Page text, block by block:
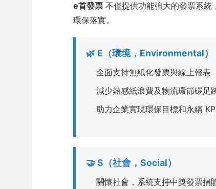
e首發票 不僅提供功能強大的發票系統
環保落實。
🌿 E（環境，Environmental）
全面支持無紙化發票與線上報表
減少熱感紙浪費及物流環節碳足
助力企業實現環保目標和永續
🤝 S（社會，Social）
關懷社會，系統支持中獎發票捐